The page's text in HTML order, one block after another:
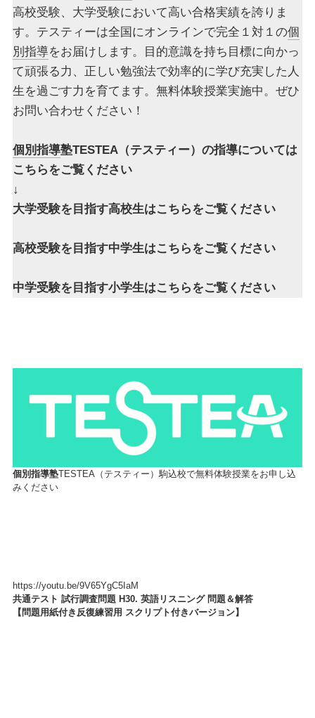
高校受験、大学受験において高い合格実績を誇りま
す。テスティーは全国にオンラインで完全１対１の個
別指導をお届けします。目的意識を持ち目標に向かっ
て頑張る力、正しい勉強法で効率的に学び充実した人
生を過ごす力を育てます。無料体験授業実施中。ぜひ
お問い合わせください！
個別指導塾TESTEA（テスティー）の指導については
こちらをご覧ください
↓
大学受験を目指す高校生はこちらをご覧ください
高校受験を目指す中学生はこちらをご覧ください
中学受験を目指す小学生はこちらをご覧ください
個別指導塾TESTEA（テスティー）駒込校で無料体験授業をお申し込
みください
https://youtu.be/9V65YgC5IaM
共通テスト 試行調査問題 H30. 英語リスニング 問題＆解答
【問題用紙付き反復練習用 スクリプト付きバージョン】